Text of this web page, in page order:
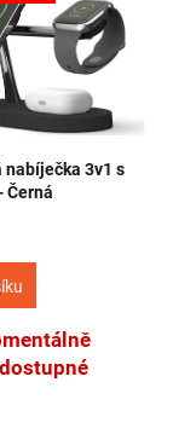
nabíječka 3v1 s
Černá